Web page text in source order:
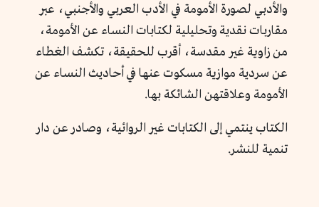
والأدبي لصورة الأمومة في الأدب العربي والأجنبي، عبر
مقاربات نقدية وتحليلية لكتابات النساء عن الأمومة،
من زاوية غير مقدسة، أقرب للحقيقة، تكشف الغطاء
عن سردية موازية مسكوت عنها في أحاديث النساء عن
الأمومة وعلاقتهن الشائكة بها.
الكتاب ينتمي إلى الكتابات غير الروائية، وصادر عن دار
تنمية للنشر.